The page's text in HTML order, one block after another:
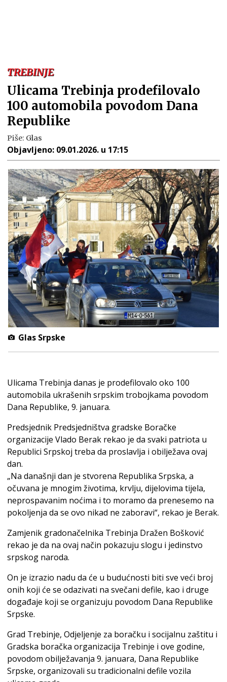
TREBINJE
Ulicama Trebinja prodefilovalo
100 automobila povodom Dana
Republike
Piše: Glas
Objavljeno: 09.01.2026. u 17:15
Glas Srpske
Ulicama Trebinja danas je prodefilovalo oko 100
automobila ukrašenih srpskim trobojkama povodom
Dana Republike, 9. januara.
Predsjednik Predsjedništva gradske Boračke
organizacije Vlado Berak rekao je da svaki patriota u
Republici Srpskoj treba da proslavlja i obilježava ovaj
dan.
„Na današnji dan je stvorena Republika Srpska, a
očuvana je mnogim životima, krvlju, dijelovima tijela,
neprospavanim noćima i to moramo da prenesemo na
pokoljenja da se ovo nikad ne zaboravi“, rekao je Berak.
Zamjenik gradonačelnika Trebinja Dražen Bošković
rekao je da na ovaj način pokazuju slogu i jedinstvo
srpskog naroda.
On je izrazio nadu da će u budućnosti biti sve veći broj
onih koji će se odazivati na svečani defile, kao i druge
događaje koji se organizuju povodom Dana Republike
Srpske.
Grad Trebinje, Odjeljenje za boračku i socijalnu zaštitu i
Gradska boračka organizacija Trebinje i ove godine,
povodom obilježavanja 9. januara, Dana Republike
Srpske, organizovali su tradicionalni defile vozila